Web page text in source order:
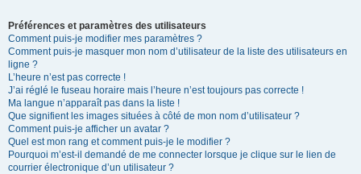
Préférences et paramètres des utilisateurs
Comment puis-je modifier mes paramètres ?
Comment puis-je masquer mon nom d’utilisateur de la liste des utilisateurs en
ligne ?
L’heure n’est pas correcte !
J’ai réglé le fuseau horaire mais l’heure n’est toujours pas correcte !
Ma langue n’apparaît pas dans la liste !
Que signifient les images situées à côté de mon nom d’utilisateur ?
Comment puis-je afficher un avatar ?
Quel est mon rang et comment puis-je le modifier ?
Pourquoi m’est-il demandé de me connecter lorsque je clique sur le lien de
courrier électronique d’un utilisateur ?